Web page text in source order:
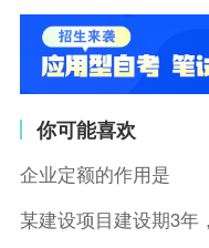
你可能喜欢
企业定额的作用是